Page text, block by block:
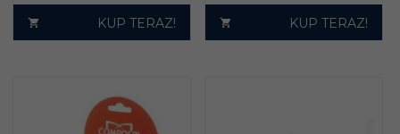
KUP TERAZ! KUP TERAZ!